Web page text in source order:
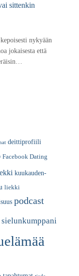
sittenkin
nykyään
jokaisesta että
deittiprofiili
Facebook Dating
kuukauden-
liekki
podcast
sielunkumppani